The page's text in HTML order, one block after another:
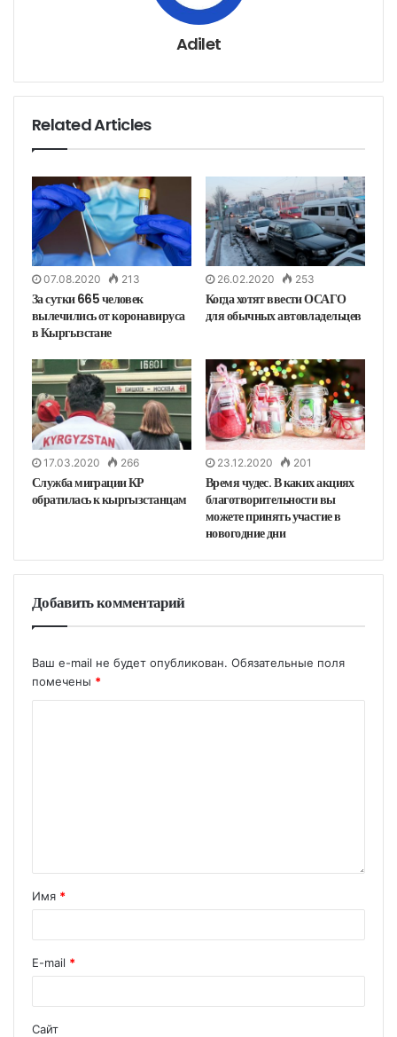
о
т
Adilet
Related Articles
07.08.2020 213
За сутки 665 человек
вылечились от коронавируса
в Кыргызстане
26.02.2020 253
Когда хотят ввести ОСАГО
для обычных автовладельцев
17.03.2020 266
Служба миграции КР
обратилась к кыргызстанцам
23.12.2020 201
Время чудес. В каких акциях
благотворительности вы
можете принять участие в
новогодние дни
Добавить комментарий
Ваш e-mail не будет опубликован. Обязательные поля
помечены *
Имя *
E-mail *
Сайт